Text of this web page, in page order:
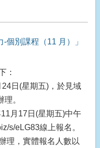
個別課程（11 月）」
：
日(星期五)，於見域
。
月17日(星期五)中午
s/eLG83線上報名。
理，實體報名人數以